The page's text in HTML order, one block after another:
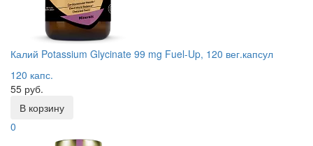
Калий Potassium Glycinate 99 mg Fuel-Up, 120 вег.капсул
120 капс.
55 руб.
В корзину
0